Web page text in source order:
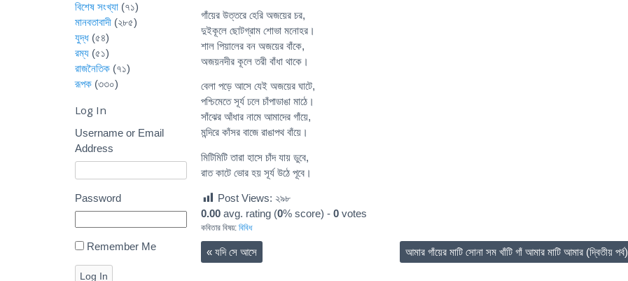
গাঁয়ের উত্তরে হেরি অজয়ের চর,
দুইকূলে ছোটগ্রাম শোভা মনোহর।
শাল পিয়ালের বন অজয়ের বাঁকে,
অজয়নদীর কূলে তরী বাঁধা থাকে।
বেলা পড়ে আসে যেই অজয়ের ঘাটে,
পশ্চিমেতে সূর্য ঢলে চাঁপাডাঙা মাঠে।
সাঁঝের আঁধার নামে আমাদের গাঁয়ে,
মন্দিরে কাঁসর বাজে রাঙাপথ বাঁয়ে।
মিটিমিটি তারা হাসে চাঁদ যায় ডুবে,
রাত কাটে ভোর হয় সূর্য উঠে পূবে।
Post Views: ২৯৮
0.00 avg. rating (0% score) - 0 votes
কবিতার বিষয়: বিবিধ
« যদি সে আসে আমার গাঁয়ের মাটি সোনা সম খাঁটি গাঁ আমার মাটি আমার (দ্বিতীয় পর্ব)
বিশেষ সংখ্যা (৭১)
মানবতাবাদী (২৮৫)
যুদ্ধ (৫৪)
রম্য (৫১)
রাজনৈতিক (৭১)
রূপক (৩৩০)
Log In
Username or Email
Address
Password
Remember Me
Log In